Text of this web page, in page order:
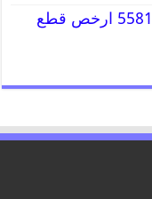
قطع غيار دودج 55818355 ارخص قطع